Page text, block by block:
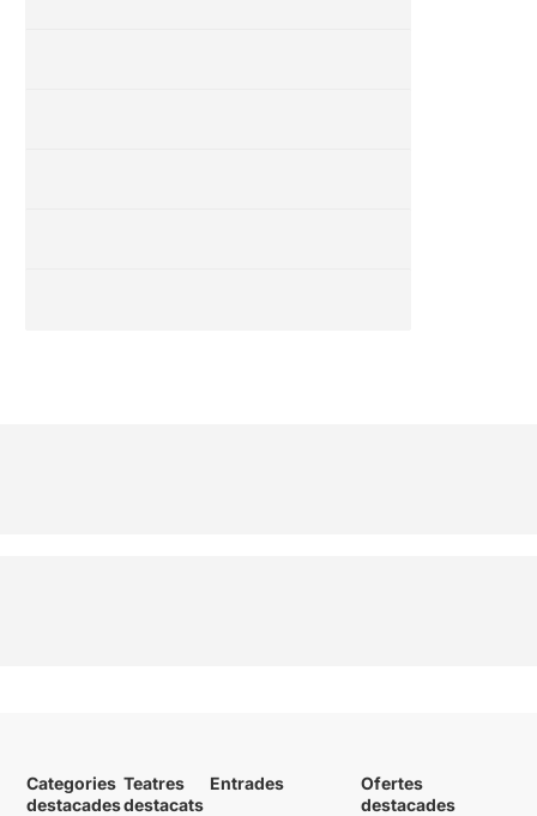
Categories
destacades
Teatres
destacats
Entrades
Ofertes
destacades